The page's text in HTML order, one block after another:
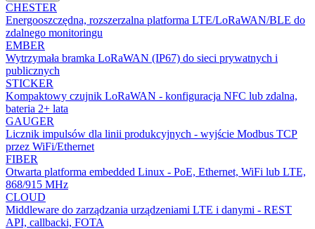
CHESTER
Energooszczędna, rozszerzalna platforma LTE/LoRaWAN/BLE do
zdalnego monitoringu
EMBER
Wytrzymała bramka LoRaWAN (IP67) do sieci prywatnych i
publicznych
STICKER
Kompaktowy czujnik LoRaWAN - konfiguracja NFC lub zdalna,
bateria 2+ lata
GAUGER
Licznik impulsów dla linii produkcyjnych - wyjście Modbus TCP
przez WiFi/Ethernet
FIBER
Otwarta platforma embedded Linux - PoE, Ethernet, WiFi lub LTE,
868/915 MHz
CLOUD
Middleware do zarządzania urządzeniami LTE i danymi - REST
API, callbacki, FOTA